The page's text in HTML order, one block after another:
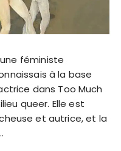
féministe
à la base
dans Too Much
queer. Elle est
et autrice, et la